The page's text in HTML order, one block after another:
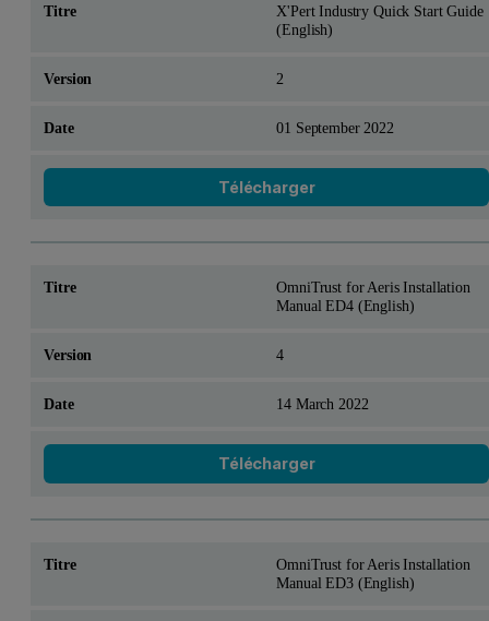
X'Pert Industry Quick Start Guide
(English)
2
01 September 2022
Télécharger
OmniTrust for Aeris Installation
Manual ED4 (English)
4
14 March 2022
Télécharger
OmniTrust for Aeris Installation
Manual ED3 (English)